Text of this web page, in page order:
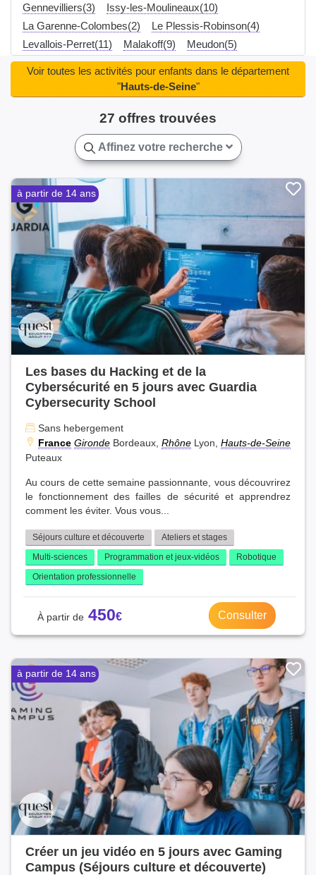
Gennevilliers(3)
Issy-les-Moulineaux(10)
La Garenne-Colombes(2)
Le Plessis-Robinson(4)
Levallois-Perret(11)
Malakoff(9)
Meudon(5)
Montrouge(7)
Nanterre(2)
Neuilly-sur-Seine(10)
Rueil-Malmaison(2)
Saint-Cloud(2)
Sceaux(2)
Suresnes(3) Sèvres(3)
Vanves(10)
Ville-d'Avray(3)
Villeneuve-la-Garenne(2)
27 offres trouvées
Voir toutes les activités pour enfants dans le département
"Hauts-de-Seine"
Affinez votre recherche
à partir de 14 ans
Les bases du Hacking et de la
Cybersécurité en 5 jours avec Guardia
Cybersecurity School
Sans hebergement
France Gironde Bordeaux, Rhône Lyon, Hauts-de-Seine
Puteaux
Au cours de cette semaine passionnante, vous découvrirez
le fonctionnement des failles de sécurité et apprendrez
comment les éviter. Vous vous...
Séjours culture et découverte
Ateliers et stages
Multi-sciences
Programmation et jeux-vidéos
Robotique
Orientation professionnelle
450 Consulter
à partir de 14 ans
Créer un jeu vidéo en 5 jours avec Gaming
Campus (Séjours culture et découverte)